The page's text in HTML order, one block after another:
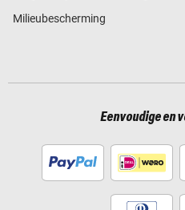
Milieubescherming
Eenvoudige en